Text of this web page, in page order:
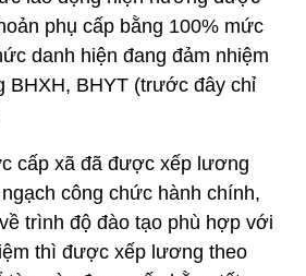
phụ cấp bằng 100% mức
danh hiện đang đảm nhiệm
BHXH, BHYT (trước đây chỉ
cấp xã đã được xếp lương
công chức hành chính,
trình độ đào tạo phù hợp với
thì được xếp lương theo